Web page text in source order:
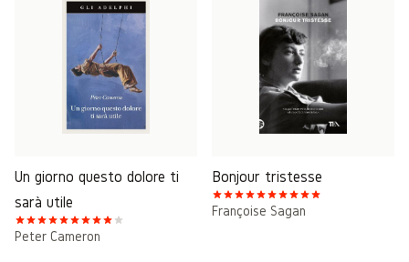
Un giorno questo dolore ti
sarà utile
Peter Cameron
Bonjour tristesse
Françoise Sagan